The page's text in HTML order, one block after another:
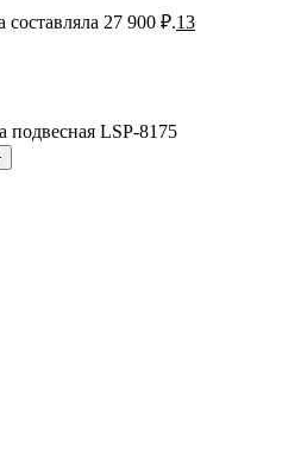
составляла 27 900 ₽.13
подвесная LSP-8175